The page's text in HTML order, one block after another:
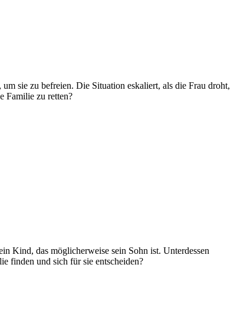
sie zu befreien. Die Situation eskaliert, als die Frau droht,
Familie zu retten?
Kind, das möglicherweise sein Sohn ist. Unterdessen
finden und sich für sie entscheiden?